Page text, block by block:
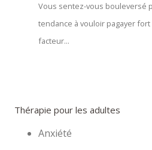
Vous sentez-vous bouleversé
tendance à vouloir pagayer
facteur...
Thérapie pour les adultes
Anxiété